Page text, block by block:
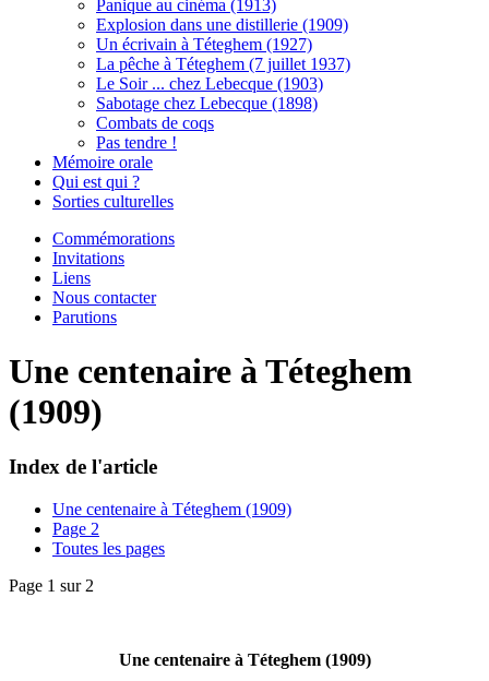
Panique au cinéma (1913)
Explosion dans une distillerie (1909)
Un écrivain à Téteghem (1927)
La pêche à Téteghem (7 juillet 1937)
Le Soir ... chez Lebecque (1903)
Sabotage chez Lebecque (1898)
Combats de coqs
Pas tendre !
Mémoire orale
Qui est qui ?
Sorties culturelles
Commémorations
Invitations
Liens
Nous contacter
Parutions
Une centenaire à Téteghem
(1909)
Index de l'article
Une centenaire à Téteghem (1909)
Page 2
Toutes les pages
Page 1 sur 2
Une centenaire à Téteghem (1909)